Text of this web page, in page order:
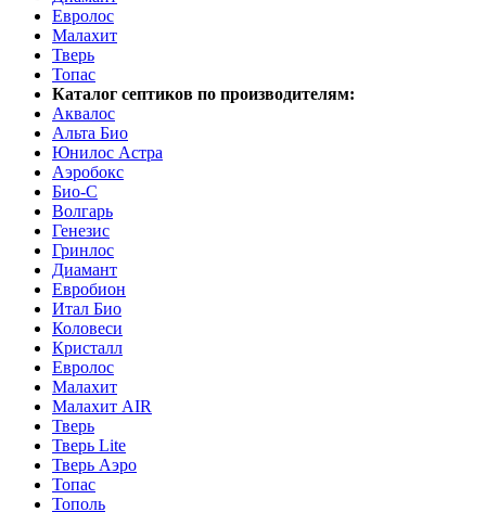
Евролос
Малахит
Тверь
Топас
Каталог септиков по производителям:
Аквалос
Альта Био
Юнилос Астра
Аэробокс
Био-С
Волгарь
Генезис
Гринлос
Диамант
Евробион
Итал Био
Коловеси
Кристалл
Евролос
Малахит
Малахит AIR
Тверь
Тверь Lite
Тверь Аэро
Топас
Тополь